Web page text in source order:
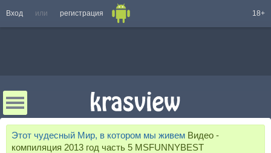
Вход или регистрация 18+
Этот чудесный Мир, в котором мы живем Видео -
компиляция 2013 год часть 5 MSFUNNYBEST